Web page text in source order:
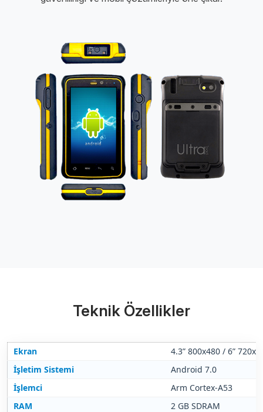
Teknik Özellikler
Ekran
4.3” 800x480 / 6”
İşletim Sistemi
Android 7.0
İşlemci
Arm Cortex-A53
RAM
2 GB SDRAM